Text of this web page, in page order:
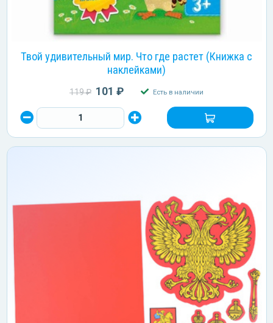
Твой удивительный мир. Что где растет (Книжка с
наклейками)
119 ₽ 101 ₽ Есть в наличии